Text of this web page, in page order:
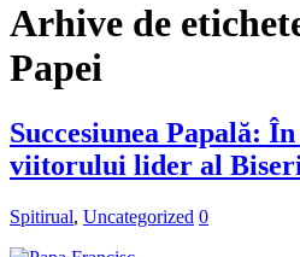
Arhive de
Papei
Succesiunea Papală:
viitorului lider al
Spitirual, Uncategorized 0